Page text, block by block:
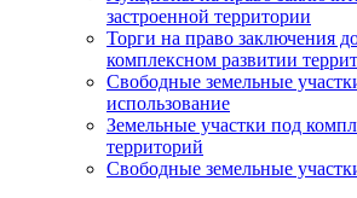
застроенной территории
Торги на право заключения
комплексном развитии
Свободные земельные
использование
Земельные участки под
территорий
Свободные земельные